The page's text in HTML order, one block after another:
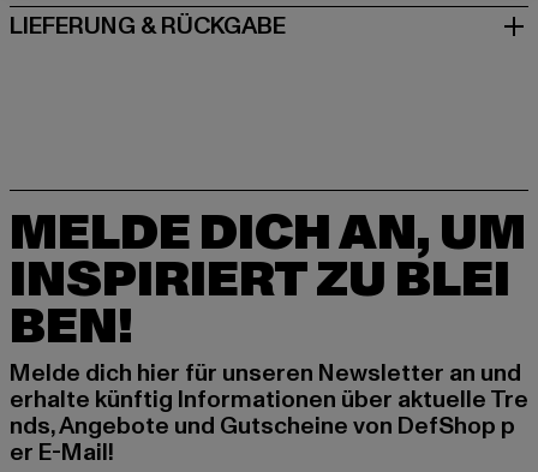
LIEFERUNG & RÜCKGABE
MELDE DICH AN, UM
INSPIRIERT ZU BLEI
BEN!
Melde dich hier für unseren Newsletter an und
erhalte künftig Informationen über aktuelle Tre
nds, Angebote und Gutscheine von DefShop p
er E-Mail!